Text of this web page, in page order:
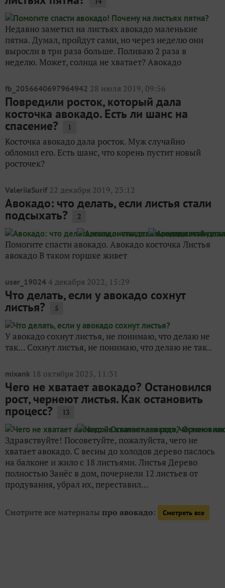
Недавно заметил на листьях авокадо маленькие
пятна. Думал, пройдут сами, но через неделю они
выросли в три раза больше. Поливаю 2 раза в
неделю. Может, солнца не хватает? Авокадо
fb_2056640697964942 28 июля 2019, 09:56
Повредили росток, который дала
косточка авокадо. Есть ли шанс на
спасение? 1
Косточка авокадо дала росток. Муж случайно
обломил его. Есть шанс, что корень пустит новый
росточек?
ValeriiaSurif 22 декабря 2019, 23:12
Авокадо: что делать, если листья стали
подсыхать? 2
Помогите спасти авокадо. Авокадо косточка Листья
авокадо В таком горшке живет
user_19024 4 декабря 2022, 15:29
Что делать, если у авокадо сохнут
листья? 5
У авокадо сохнут листья, не понимаю, что делаю не
так... Сохнут листья, не понимаю, что делаю не так..
mixank 18 октября 2025, 11:31
Чего не хватает авокадо? Остановился
рост, чернеют листья. Как остановить
процесс? 13
Здравствуйте! Посоветуйте, пожалуйста, чего не
хватает авокадо. С весны до холодов дерево паслось
на балконе и жило с 18 листьями. Листья Дерево
полностью Занёс в дом, почернели 12 листьев от
продувания, убрал их, переставил...
Смотрите все материалы про авокадо: Смотреть все